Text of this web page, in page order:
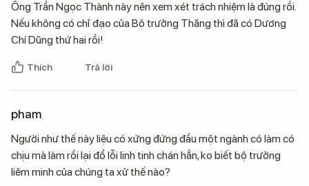
Ông Trần Ngọc Thành này nên xem xét trách nhiệm là đúng rồi.
Nếu không có chỉ đạo của Bộ trưởng Thăng thì đã có Dương
Chí Dũng thứ hai rồi!
Thích Trả lời
pham
Người như thế này liệu có xứng đứng đầu một ngành có làm có
chịu mà làm rồi lại đổ lỗi linh tinh chán hẳn, ko biết bộ trưởng
liêm minh của chúng ta xử thế nào?